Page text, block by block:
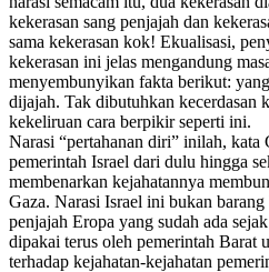
kekerasan sang penjajah dan
sama kekerasan kok! Ekualisasi,
kekerasan ini jelas mengandung
menyembunyikan fakta berikut:
dijajah. Tak dibutuhkan kecerdasan
kekeliruan cara berpikir seperti ini.
Narasi “pertahanan diri” inilah, kata
pemerintah Israel dari dulu hingga
membenarkan kejahatannya
Gaza. Narasi Israel ini bukan
penjajah Eropa yang sudah ada
dipakai terus oleh pemerintah Barat
terhadap kejahatan-kejahatan